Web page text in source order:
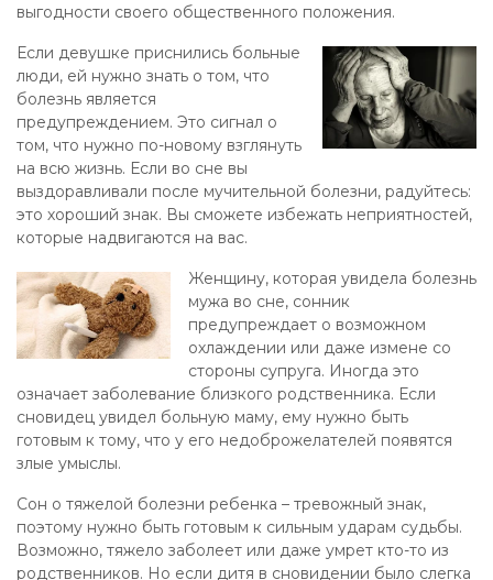
выгодности своего общественного положения.
Если девушке приснились больные
люди, ей нужно знать о том, что
болезнь является
предупреждением. Это сигнал о
том, что нужно по-новому взглянуть
на всю жизнь. Если во сне вы
выздоравливали после мучительной болезни, радуйтесь:
это хороший знак. Вы сможете избежать неприятностей,
которые надвигаются на вас.
Женщину, которая увидела болезнь
мужа во сне, сонник
предупреждает о возможном
охлаждении или даже измене со
стороны супруга. Иногда это
означает заболевание близкого родственника. Если
сновидец увидел больную маму, ему нужно быть
готовым к тому, что у его недоброжелателей появятся
злые умыслы.
Сон о тяжелой болезни ребенка – тревожный знак,
поэтому нужно быть готовым к сильным ударам судьбы.
Возможно, тяжело заболеет или даже умрет кто-то из
родственников. Но если дитя в сновидении было слегка